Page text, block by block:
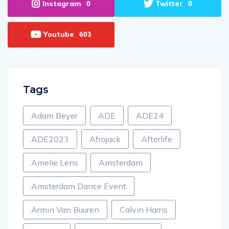
0 0
603
Adam Beyer ADE ADE24
ADE2023 Afrojack Afterlife
Amelie Lens Amsterdam
Amsterdam Dance Event
Armin Van Buuren Calvin Harris